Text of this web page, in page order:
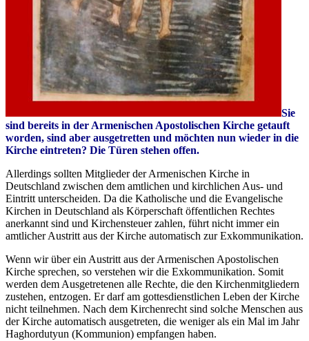
Sie
sind bereits in der Armenischen Apostolischen Kirche getauft
worden, sind aber ausgetretten und möchten nun wieder in die
Kirche eintreten? Die Türen stehen offen.
Allerdings sollten Mitglieder der Armenischen Kirche in
Deutschland zwischen dem amtlichen und kirchlichen Aus- und
Eintritt unterscheiden. Da die Katholische und die Evangelische
Kirchen in Deutschland als Körperschaft öffentlichen Rechtes
anerkannt sind und Kirchensteuer zahlen, führt nicht immer ein
amtlicher Austritt aus der Kirche automatisch zur Exkommunikation.
Wenn wir über ein Austritt aus der Armenischen Apostolischen
Kirche sprechen, so verstehen wir die Exkommunikation. Somit
werden dem Ausgetretenen alle Rechte, die den Kirchenmitgliedern
zustehen, entzogen. Er darf am gottesdienstlichen Leben der Kirche
nicht teilnehmen. Nach dem Kirchenrecht sind solche Menschen aus
der Kirche automatisch ausgetreten, die weniger als ein Mal im Jahr
Haghordutyun (Kommunion) empfangen haben.